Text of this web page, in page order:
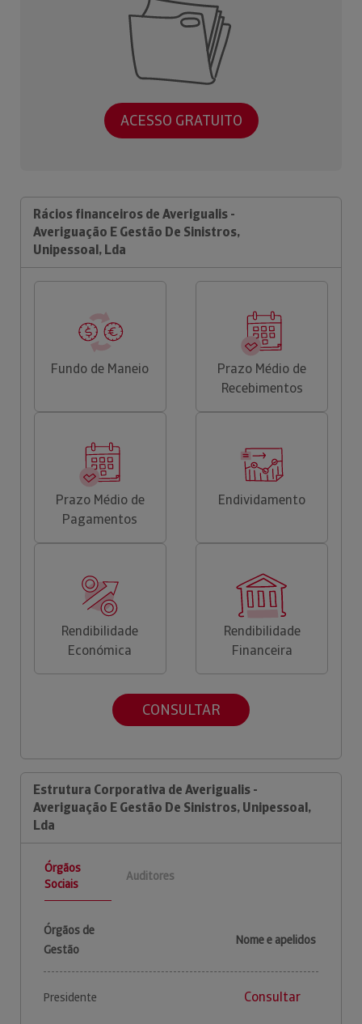
ACESSO GRATUITO
Rácios financeiros de Averigualis -
Averiguação E Gestão De Sinistros,
Unipessoal, Lda
Fundo de Maneio
Prazo Médio de
Recebimentos
Prazo Médio de
Pagamentos
Endividamento
Rendibilidade
Económica
Rendibilidade
Financeira
CONSULTAR
Estrutura Corporativa de Averigualis -
Averiguação E Gestão De Sinistros, Unipessoal,
Lda
Órgãos
Sociais
Auditores
Órgãos de
Gestão
Nome e apelidos
Presidente Consultar